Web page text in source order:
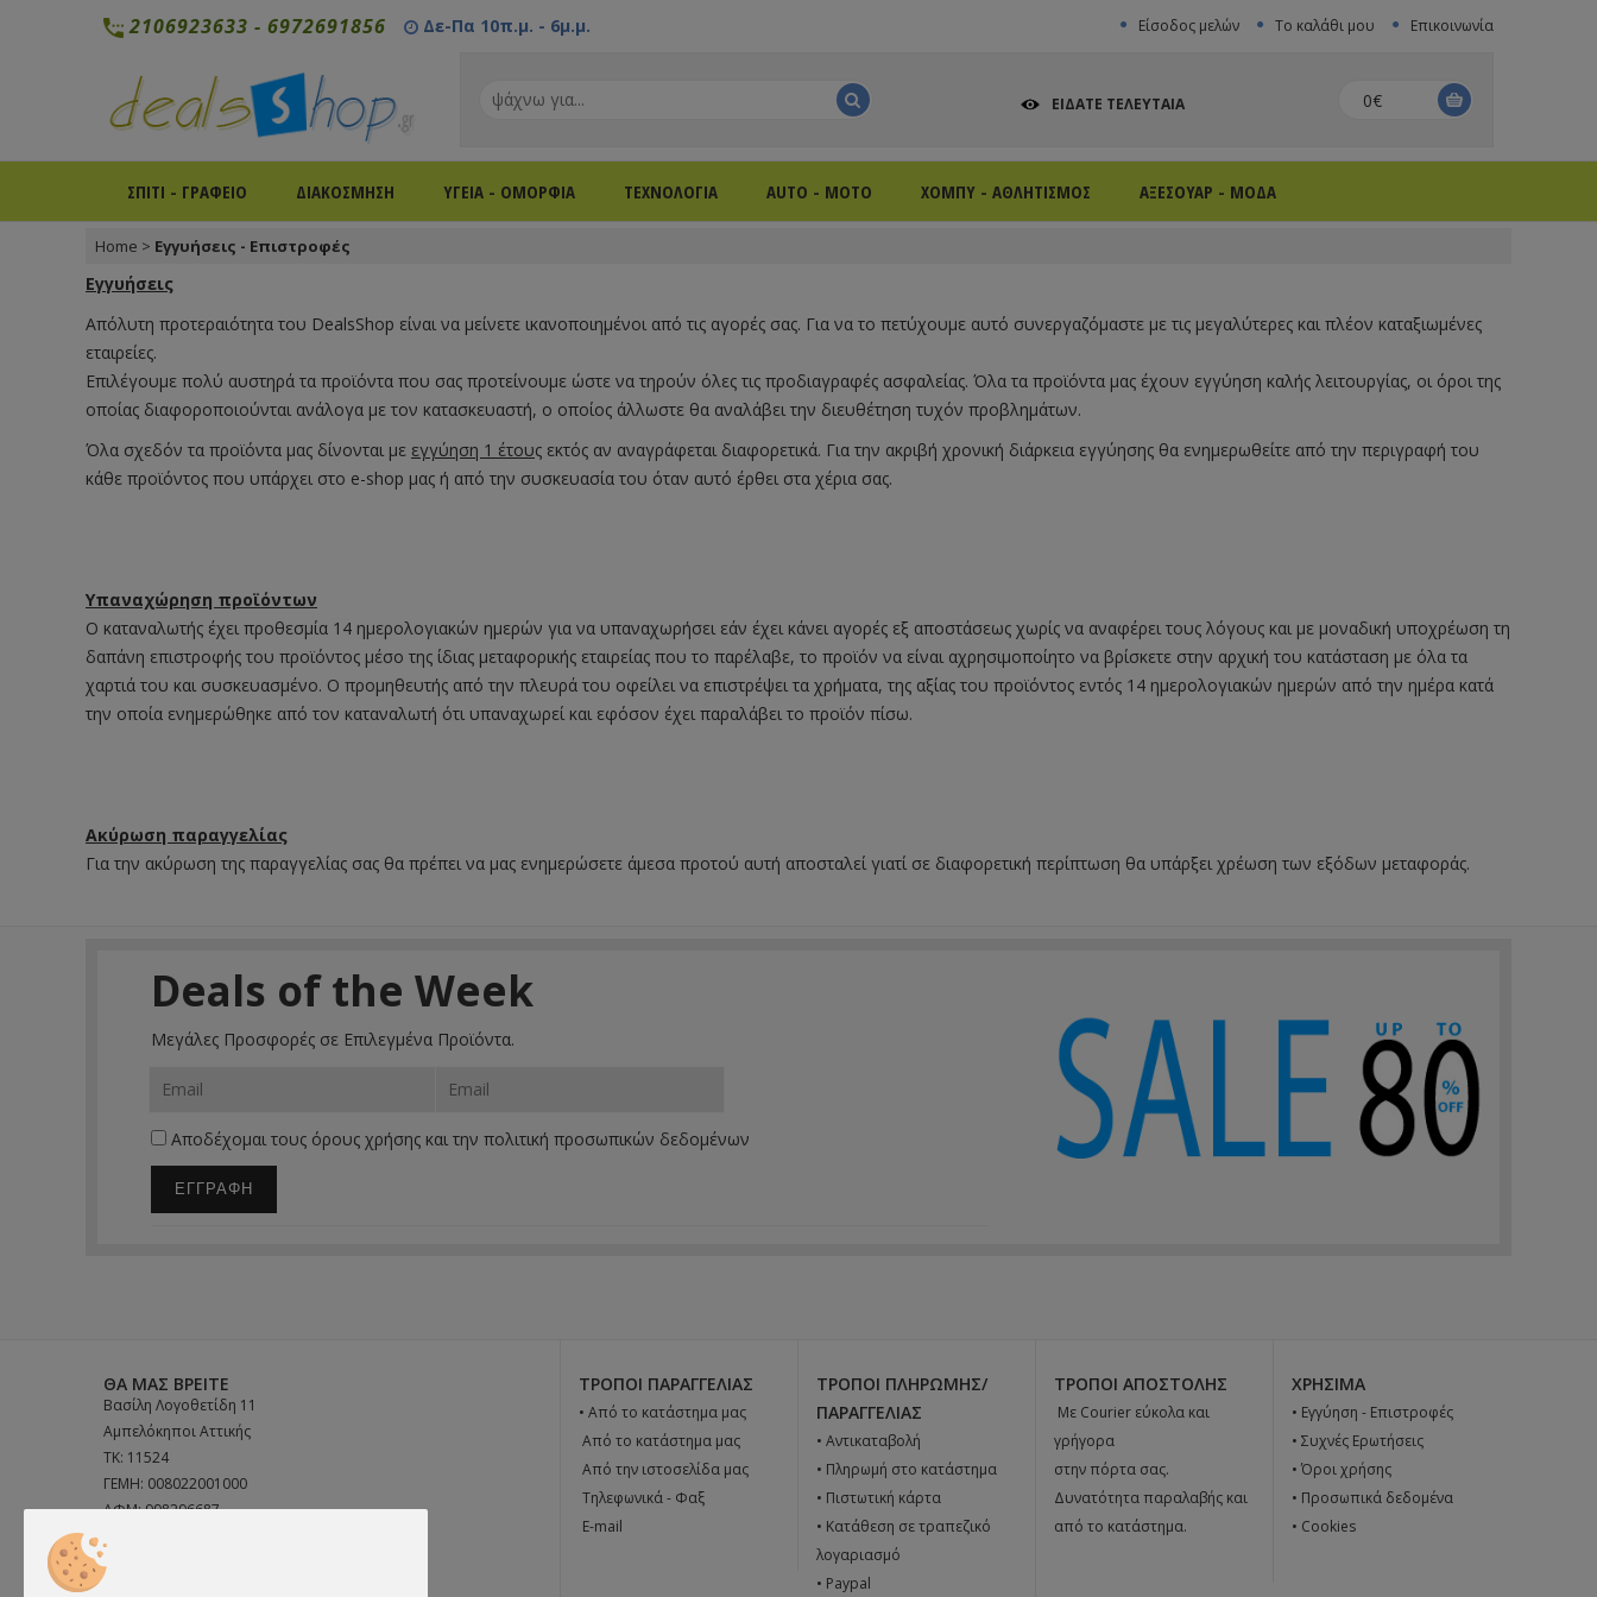
2106923633 - 6972691856 Δε-Πα 10π.μ. - 6μ.μ. Είσοδος μελών Το καλάθι μου Επικοινωνία
ΕΙΔΑΤΕ ΤΕΛΕΥΤΑΙΑ 0€
ΣΠΙΤΙ - ΓΡΑΦΕΙΟ ΔΙΑΚΟΣΜΗΣΗ ΥΓΕΙΑ - ΟΜΟΡΦΙΑ ΤΕΧΝΟΛΟΓΙΑ AUTO - MOTO ΧΟΜΠΥ - ΑΘΛΗΤΙΣΜΟΣ ΑΞΕΣΟΥΑΡ - ΜΟΔΑ
Home > Εγγυήσεις - Επιστροφές
Εγγυήσεις
Απόλυτη προτεραιότητα του DealsShop είναι να μείνετε ικανοποιημένοι από τις αγορές σας. Για να το πετύχουμε αυτό συνεργαζόμαστε με τις μεγαλύτερες και πλέον καταξιωμένες
εταιρείες.
Επιλέγουμε πολύ αυστηρά τα προϊόντα που σας προτείνουμε ώστε να τηρούν όλες τις προδιαγραφές ασφαλείας. Όλα τα προϊόντα μας έχουν εγγύηση καλής λειτουργίας, οι όροι της
οποίας διαφοροποιούνται ανάλογα με τον κατασκευαστή, ο οποίος άλλωστε θα αναλάβει την διευθέτηση τυχόν προβλημάτων.
Όλα σχεδόν τα προϊόντα μας δίνονται με εγγύηση 1 έτους εκτός αν αναγράφεται διαφορετικά. Για την ακριβή χρονική διάρκεια εγγύησης θα ενημερωθείτε από την περιγραφή του
κάθε προϊόντος που υπάρχει στο e-shop μας ή από την συσκευασία του όταν αυτό έρθει στα χέρια σας.
Υπαναχώρηση προϊόντων
Ο καταναλωτής έχει προθεσμία 14 ημερολογιακών ημερών για να υπαναχωρήσει εάν έχει κάνει αγορές εξ αποστάσεως χωρίς να αναφέρει τους λόγους και με μοναδική υποχρέωση τη
δαπάνη επιστροφής του προϊόντος μέσο της ίδιας μεταφορικής εταιρείας που το παρέλαβε, το προϊόν να είναι αχρησιμοποίητο να βρίσκετε στην αρχική του κατάσταση με όλα τα
χαρτιά του και συσκευασμένο. Ο προμηθευτής από την πλευρά του οφείλει να επιστρέψει τα χρήματα, της αξίας του προϊόντος εντός 14 ημερολογιακών ημερών από την ημέρα κατά
την οποία ενημερώθηκε από τον καταναλωτή ότι υπαναχωρεί και εφόσον έχει παραλάβει το προϊόν πίσω.
Ακύρωση παραγγελίας
Για την ακύρωση της παραγγελίας σας θα πρέπει να μας ενημερώσετε άμεσα προτού αυτή αποσταλεί γιατί σε διαφορετική περίπτωση θα υπάρξει χρέωση των εξόδων μεταφοράς.
Deals of the Week
Μεγάλες Προσφορές σε Επιλεγμένα Προϊόντα.
Αποδέχομαι τους όρους χρήσης και την πολιτική προσωπικών δεδομένων
ΕΓΓΡΑΦΗ
ΘΑ ΜΑΣ ΒΡΕΊΤΕ
Βασίλη Λογοθετίδη 11
Αμπελόκηποι Αττικής
ΤΚ: 11524
ΓΕΜΗ: 008022001000
ΑΦΜ: 998296687
ΤΗΛ:
ΤΡΌΠΟΙ ΠΑΡΑΓΓΕΛΊΑΣ
• Από το κατάστημα μας
 Από το κατάστημα μας
 Από την ιστοσελίδα μας
 Tηλεφωνικά - Φαξ
 E-mail
ΤΡΌΠΟΙ ΠΛΗΡΩΜΉΣ/
ΠΑΡΑΓΓΕΛΊΑΣ
• Αντικαταβολή
• Πληρωμή στο κατάστημα
• Πιστωτική κάρτα
• Κατάθεση σε τραπεζικό
λογαριασμό
• Paypal
ΤΡΌΠΟΙ ΑΠΟΣΤΟΛΉΣ
 Με Courier εύκολα και
γρήγορα
στην πόρτα σας.
Δυνατότητα παραλαβής και
από το κατάστημα.
ΧΡΉΣΙΜΑ
• Εγγύηση - Επιστροφές
• Συχνές Ερωτήσεις
• Όροι χρήσης
• Προσωπικά δεδομένα
• Cookies